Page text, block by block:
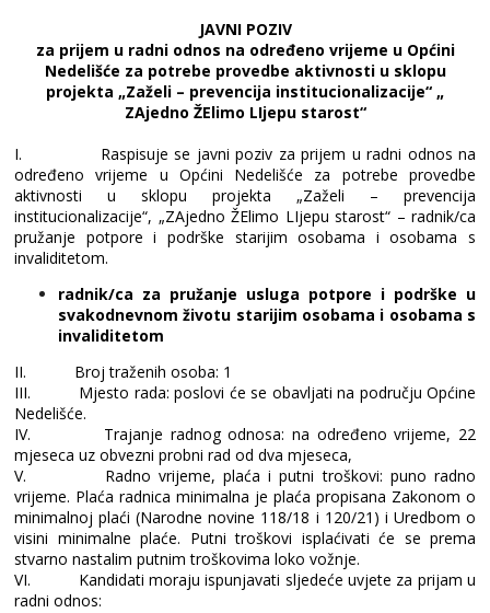
JAVNI POZIV
za prijem u radni odnos na određeno vrijeme u Općini
Nedelišće za potrebe provedbe aktivnosti u sklopu
projekta „Zaželi – prevencija institucionalizacije“ „
ZAjedno ŽElimo LIjepu starost“
I.
Raspisuje se javni poziv za prijem u radni odnos na
određeno vrijeme u Općini Nedelišće za potrebe provedbe
aktivnosti u sklopu projekta „Zaželi – prevencija
institucionalizacije“, „ZAjedno ŽElimo LIjepu starost“ – radnik/ca
pružanje potpore i podrške starijim osobama i osobama s
invaliditetom.
radnik/ca za pružanje usluga potpore i podrške u
svakodnevnom životu starijim osobama i osobama s
invaliditetom
II.
Broj traženih osoba: 1
III.
Mjesto rada: poslovi će se obavljati na području Općine
Nedelišće.
IV.
Trajanje radnog odnosa: na određeno vrijeme, 22
mjeseca uz obvezni probni rad od dva mjeseca,
V.
Radno vrijeme, plaća i putni troškovi: puno radno
vrijeme. Plaća radnica minimalna je plaća propisana Zakonom o
minimalnoj plaći (Narodne novine 118/18 i 120/21) i Uredbom o
visini minimalne plaće. Putni troškovi isplaćivati će se prema
stvarno nastalim putnim troškovima loko vožnje.
VI.
Kandidati moraju ispunjavati sljedeće uvjete za prijam u
radni odnos: